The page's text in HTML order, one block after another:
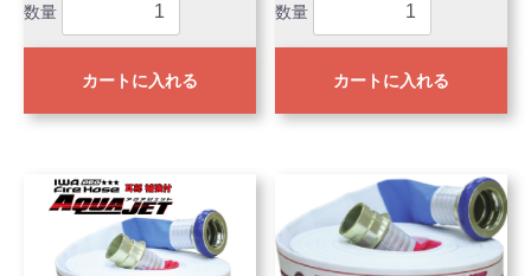
数量
カートに入れる
数量
カートに入れる